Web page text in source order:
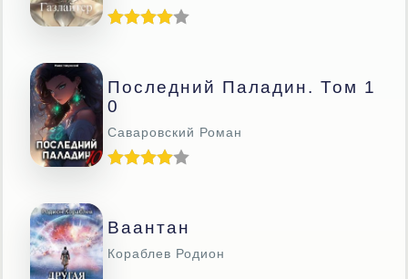
Последний Паладин. Том 1
0
Саваровский Роман
Ваантан
Кораблев Родион